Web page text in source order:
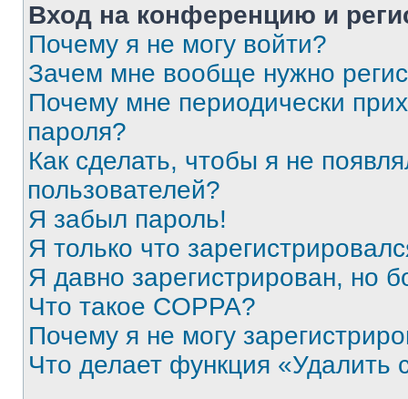
Вход на конференцию и
Почему я не могу войти?
Зачем мне вообще нужно
Почему мне периодически
пароля?
Как сделать, чтобы я не
пользователей?
Я забыл пароль!
Я только что
Я давно зарегистрирован, но
Что такое COPPA?
Почему я не могу
Что делает функция «Удалить